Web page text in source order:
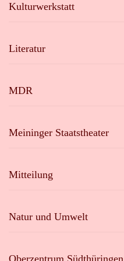
Kulturwerkstatt
Literatur
MDR
Meininger Staatstheater
Mitteilung
Natur und Umwelt